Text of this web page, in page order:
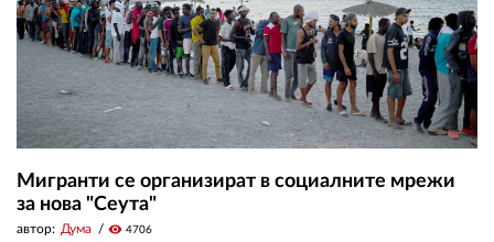
Мигранти се организират в социалните мрежи
за нова "Сеута"
автор: Дума visibility 4706